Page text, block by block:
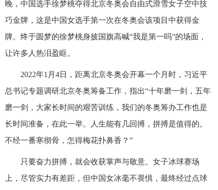
晚，中国选手徐梦桃夺得北京冬奥会自由式滑雪女子空中技
巧金牌，这是中国女选手第一次在冬奥会该项目中获得金
牌。终于圆梦的徐梦桃身披国旗高喊“我是第一吗”的场面，
让许多人热泪盈眶。
2022年1月4日，距离北京冬奥会开幕一个月时，习近平
总书记专题调研北京冬奥筹备工作，指出“十年磨一剑，五年
磨一剑，大家长时间的艰苦训练，我们的冬奥筹办工作也是
长时间准备，在此一举。人生能有几回搏，拼搏是值得的。
不经一番寒彻骨，怎得梅花扑鼻香？”
只要奋力拼搏，就会收获掌声与敬意。女子冰球赛场
上，尽管实力有差距，但中国女冰毫不畏惧，最终经过点球